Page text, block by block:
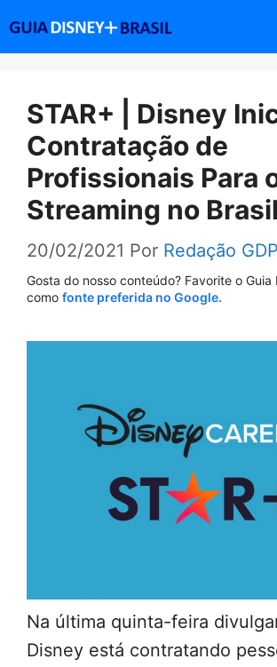
conteúdo
STAR+ | Disney
Contratação de
Profissionais Para
Streaming no Brasil
20/02/2021 Por Redação
Gosta do nosso conteúdo? Favorite o Guia
como fonte preferida no Google.
Na última quinta-feira
Disney está contratando